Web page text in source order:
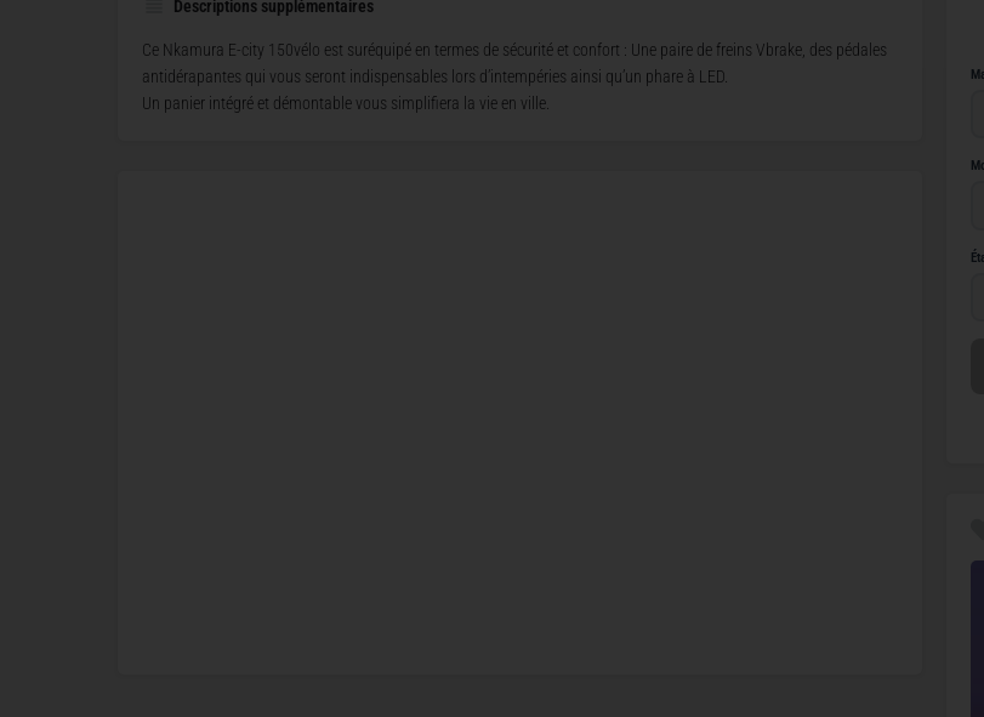
Descriptions supplémentaires
Ce Nkamura E-city 150vélo est suréquipé en termes de sécurité et confort : Une paire de freins Vbrake, des pédales
antidérapantes qui vous seront indispensables lors d’intempéries ainsi qu’un phare à LED.
Un panier intégré et démontable vous simplifiera la vie en ville.